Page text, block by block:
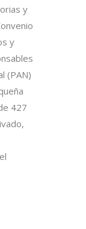
y
y
(PAN)
427